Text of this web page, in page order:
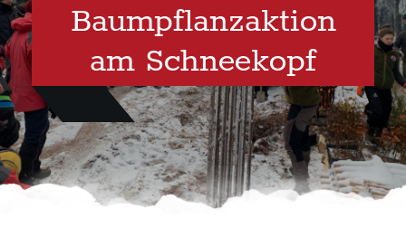
Baumpflanzaktion
am Schneekopf